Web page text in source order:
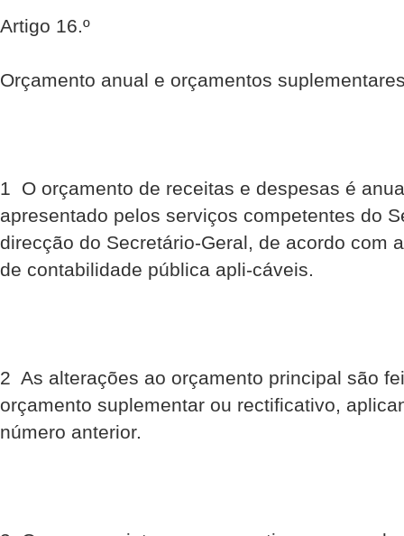
Artigo 16.º
Orçamento anual e orçamentos
1  O orçamento de receitas e despesas é
apresentado pelos serviços competentes do
direcção do Secretário-Geral, de acordo com
de contabilidade pública apli-cáveis.
2  As alterações ao orçamento principal são
orçamento suplementar ou rectificativo,
número anterior.